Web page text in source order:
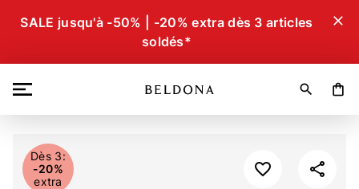
SALE jusqu'à -50% | -20% extra dès 3 articles
soldés*
close
search shopping_bag
Dès 3:
-20%
extra